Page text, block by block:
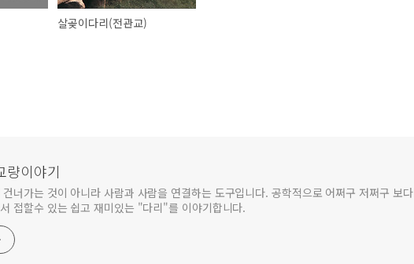
살곶이다리(전관교)
량이야기
너가는 것이 아니라 사람과 사람을 연결하는 도구입니다. 공학적으로 어쩌구 저쩌구 보다
접할수 있는 쉽고 재미있는 "다리"를 이야기합니다.